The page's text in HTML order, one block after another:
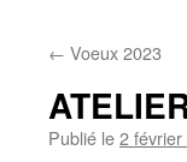
← Voeux 2023
Publié le2 février